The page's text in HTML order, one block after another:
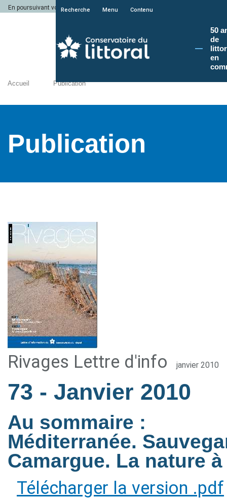
En poursuivant votre navigation sur le site du Conservatoire du littoral, vous
Recherche Menu Contenu
50
de
en
Accueil Publication
Publication
Rivages Lettre d'info janvier 2010
73 - Janvier 2010
Au sommaire :
Méditerranée.
Camargue. La nature
Télécharger la version .pdf